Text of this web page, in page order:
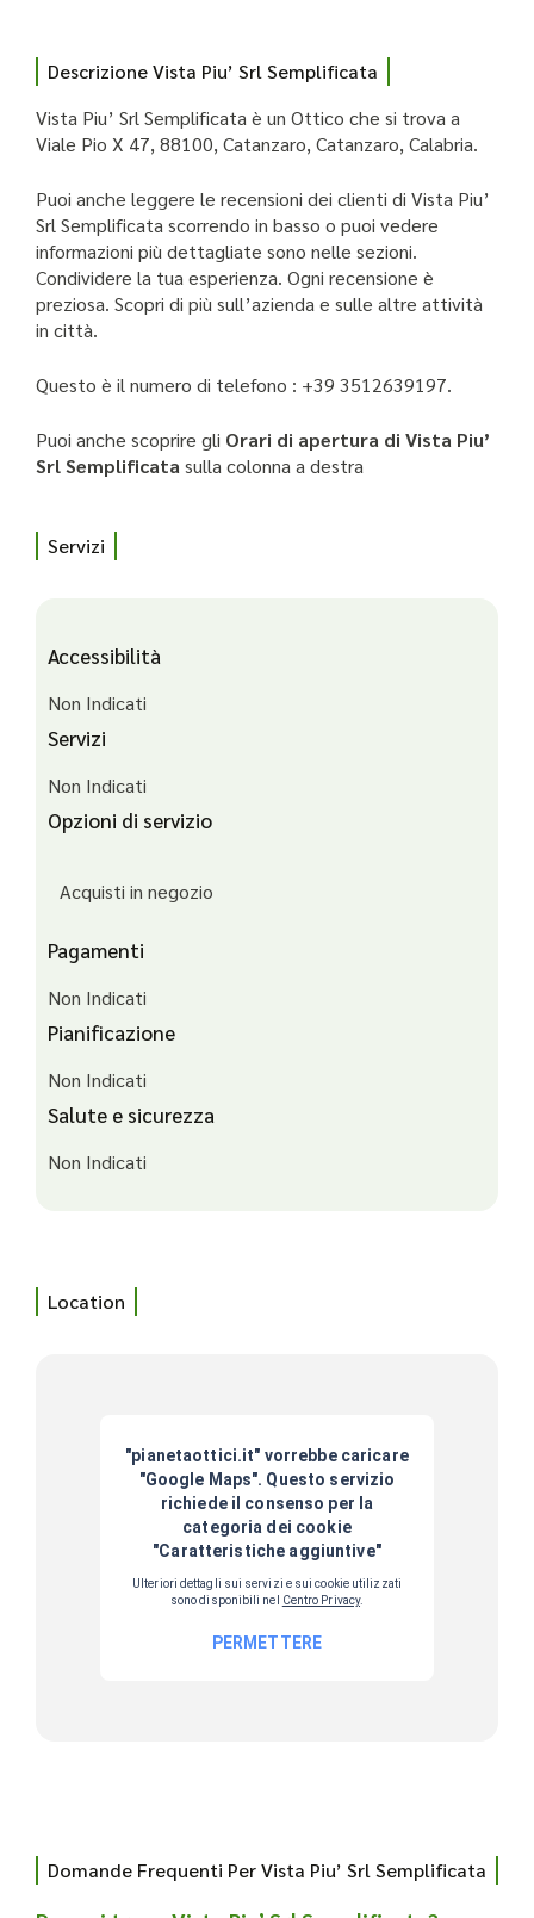
Descrizione Vista Piu’ Srl Semplificata
Vista Piu’ Srl Semplificata è un Ottico che si trova a
Viale Pio X 47, 88100, Catanzaro, Catanzaro, Calabria.
Puoi anche leggere le recensioni dei clienti di Vista Piu’
Srl Semplificata scorrendo in basso o puoi vedere
informazioni più dettagliate sono nelle sezioni.
Condividere la tua esperienza. Ogni recensione è
preziosa. Scopri di più sull’azienda e sulle altre attività
in città.
Questo è il numero di telefono : +39 3512639197.
Puoi anche scoprire gli Orari di apertura di Vista Piu’
Srl Semplificata sulla colonna a destra
Servizi
Accessibilità
Non Indicati
Servizi
Non Indicati
Opzioni di servizio
Acquisti in negozio
Pagamenti
Non Indicati
Pianificazione
Non Indicati
Salute e sicurezza
Non Indicati
Location
Domande Frequenti Per Vista Piu’ Srl Semplificata